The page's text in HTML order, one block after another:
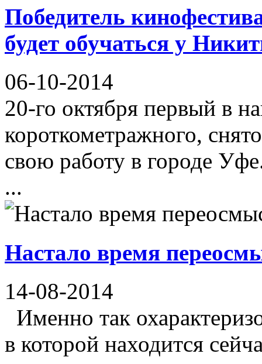
Победитель
будет обучаться у
06-10-2014
20-го октября первый в
короткометражного,
свою работу в городе
...
Настало время
14-08-2014
Именно так
в которой находится